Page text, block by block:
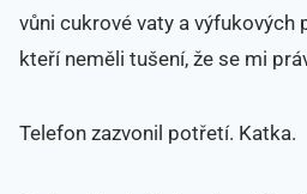
vůni cukrové vaty a výfukových
kteří neměli tušení, že se mi
Telefon zazvonil potřetí. Katka.